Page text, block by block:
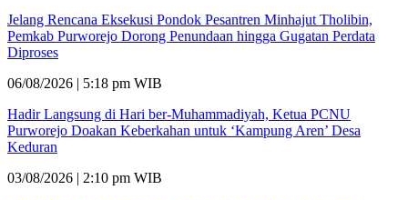
Jelang Rencana Eksekusi Pondok Pesantren Minhajut Tholibin,
Pemkab Purworejo Dorong Penundaan hingga Gugatan Perdata
Diproses
06/08/2026 | 5:18 pm WIB
Hadir Langsung di Hari ber-Muhammadiyah, Ketua PCNU
Purworejo Doakan Keberkahan untuk ‘Kampung Aren’ Desa
Keduran
03/08/2026 | 2:10 pm WIB